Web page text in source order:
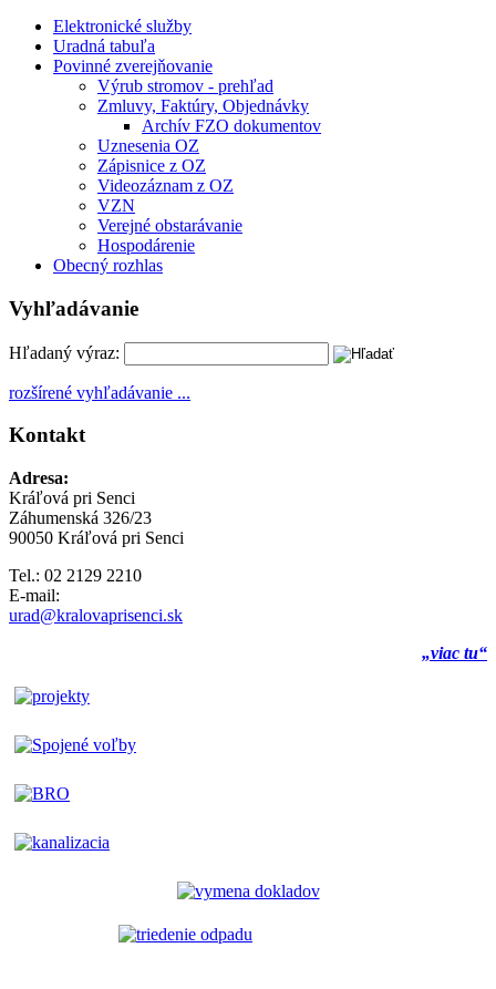
Elektronické služby
Uradná tabuľa
Povinné zverejňovanie
Výrub stromov - prehľad
Zmluvy, Faktúry, Objednávky
Archív FZO dokumentov
Uznesenia OZ
Zápisnice z OZ
Videozáznam z OZ
VZN
Verejné obstarávanie
Hospodárenie
Obecný rozhlas
Vyhľadávanie
Hľadaný výraz:
rozšírené vyhľadávanie ...
Kontakt
Adresa:
Kráľová pri Senci
Záhumenská 326/23
90050 Kráľová pri Senci
Tel.: 02 2129 2210
E-mail:
urad@kralovaprisenci.sk
„viac tu“